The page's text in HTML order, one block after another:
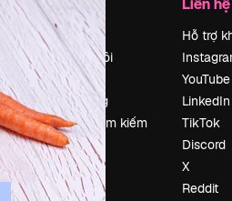
Bảng giá
Về chúng tôi
Reviews
Tuyển dụng
Xu hướng tìm kiếm
Blog
Sự kiện
Slidesgo
Hỗ trợ
YouTube
LinkedIn
TikTok
Discord
X
Reddit